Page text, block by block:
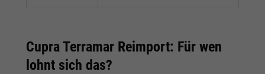
Cupra Terramar Reimport: Für wen
lohnt sich das?